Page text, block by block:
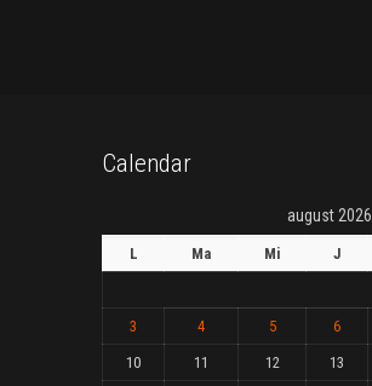
Calendar
august 2026
L Ma Mi J
3
4 5 6
10
11 12 13